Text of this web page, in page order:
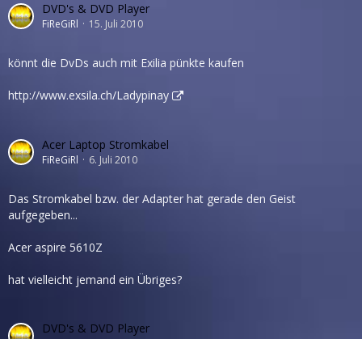
DVD's & DVD Player
FiReGiRl 15. Juli 2010
könnt die DvDs auch mit Exilia pünkte kaufen
http://www.exsila.ch/Ladypinay
Acer Laptop Stromkabel
FiReGiRl 6. Juli 2010
Das Stromkabel bzw. der Adapter hat gerade den Geist
aufgegeben...
Acer aspire 5610Z
hat vielleicht jemand ein Übriges?
DVD's & DVD Player